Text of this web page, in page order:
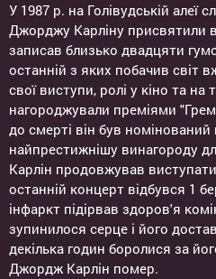
У 1987 р. на Голівудській алеї
Джорджу Карліну присвятили
записав близько двадцяти
останній з яких побачив світ
свої виступи, ролі у кіно та на
нагороджували преміями
до смерті він був
найпрестижнішу винагороду
Карлін продовжував
останній концерт відбувся 1
інфаркт підірвав здоров'я
зупинилося серце і його
декілька годин боролися за
Джордж Карлін помер.